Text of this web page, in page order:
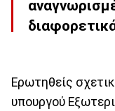
Ερωτηθείς
υπουργού